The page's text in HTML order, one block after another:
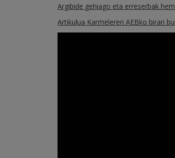
Argibide gehiago eta erreserbak
Artikulua Karmeleren AEBko birari